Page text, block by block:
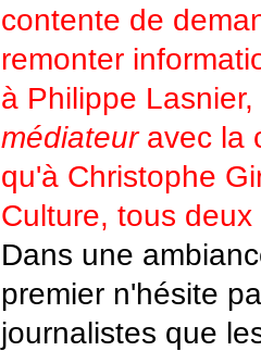
contente de
remonter
à Philippe
médiateuravec la
qu'à Christophe
Culture, tous
Dans une
premier n'hésite
journalistes que